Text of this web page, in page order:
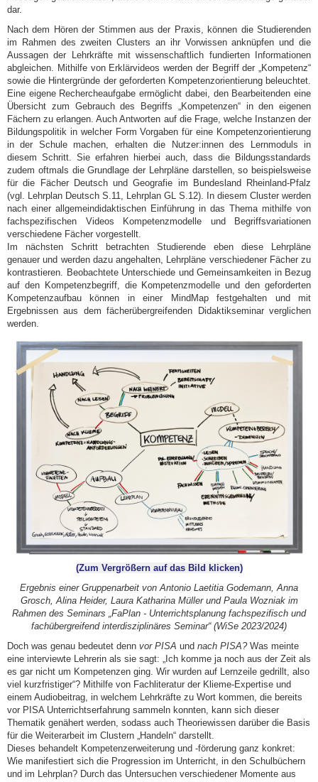
dar.
Nach dem Hören der Stimmen aus der Praxis, können die Studierenden
im Rahmen des zweiten Clusters an ihr Vorwissen anknüpfen und die
Aussagen der Lehrkräfte mit wissenschaftlich fundierten Informationen
abgleichen. Mithilfe von Erklärvideos werden der Begriff der „Kompetenz“
sowie die Hintergründe der geforderten Kompetenzorientierung beleuchtet.
Eine eigene Rechercheaufgabe ermöglicht dabei, den Bearbeitenden eine
Übersicht zum Gebrauch des Begriffs „Kompetenzen“ in den eigenen
Fächern zu erlangen. Auch Antworten auf die Frage, welche Instanzen der
Bildungspolitik in welcher Form Vorgaben für eine Kompetenzorientierung
in der Schule machen, erhalten die Nutzer:innen des Lernmoduls in
diesem Schritt. Sie erfahren hierbei auch, dass die Bildungsstandards
zudem oftmals die Grundlage der Lehrpläne darstellen, so beispielsweise
für die Fächer Deutsch und Geografie im Bundesland Rheinland-Pfalz
(vgl. Lehrplan Deutsch S.11, Lehrplan GL S.12). In diesem Cluster werden
nach einer allgemeindidaktischen Einführung in das Thema mithilfe von
fachspezifischen Videos Kompetenzmodelle und Begriffsvariationen
verschiedene Fächer vorgestellt.
Im nächsten Schritt betrachten Studierende eben diese Lehrpläne
genauer und werden dazu angehalten, Lehrpläne verschiedener Fächer zu
kontrastieren. Beobachtete Unterschiede und Gemeinsamkeiten in Bezug
auf den Kompetenzbegriff, die Kompetenzmodelle und den geforderten
Kompetenzaufbau können in einer MindMap festgehalten und mit
Ergebnissen aus dem fächerübergreifenden Didaktikseminar verglichen
werden.
(Zum Vergrößern auf das Bild klicken)
Ergebnis einer Gruppenarbeit von Antonio Laetitia Godemann, Anna
Grosch, Alina Heider, Laura Katharina Müller und Paula Wozniak im
Rahmen des Seminars „FaPlan - Unterrichtsplanung fachspezifisch und
fachübergreifend interdisziplinäres Seminar“ (WiSe 2023/2024)
Doch was genau bedeutet denn vor PISA und nach PISA? Was meinte
eine interviewte Lehrerin als sie sagt: „Ich komme ja noch aus der Zeit als
es gar nicht um Kompetenzen ging. Wir wurden auf Lernzeile gedrillt, also
viel kurzfristiger“? Mithilfe von Fachliteratur der Klieme-Expertise und
einem Audiobeitrag, in welchem Lehrkräfte zu Wort kommen, die bereits
vor PISA Unterrichtserfahrung sammeln konnten, kann sich dieser
Thematik genähert werden, sodass auch Theoriewissen darüber die Basis
für die Weiterarbeit im Clustern „Handeln“ darstellt.
Dieses behandelt Kompetenzerweiterung und -förderung ganz konkret:
Wie manifestiert sich die Progression im Unterricht, in den Schulbüchern
und im Lehrplan? Durch das Untersuchen verschiedener Momente aus